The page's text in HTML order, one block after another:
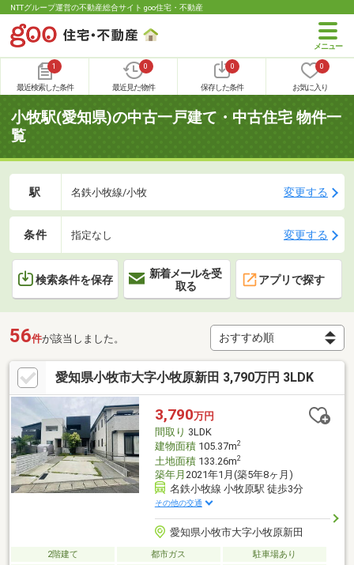
NTTグループ運営の不動産総合サイト goo住宅・不動産
1
最近検索した条件
0
最近見た物件
0
保存した条件
0
お気に入り
小牧駅(愛知県)の中古一戸建て・中古住宅 物件一
覧
駅 名鉄小牧線/小牧 変更する
条件 指定なし 変更する
検索条件を保存
新着メールを受
取る
アプリで探す
56件が該当しました。
愛知県小牧市大字小牧原新田 3,790万円 3LDK
3,790万円
間取り 3LDK
建物面積105.37m2
土地面積133.26m2
築年月 2021年1月(築5年8ヶ月)
名鉄小牧線 小牧原駅 徒歩3分
その他の交通
愛知県小牧市大字小牧原新田
2階建て 都市ガス
駐車場あり